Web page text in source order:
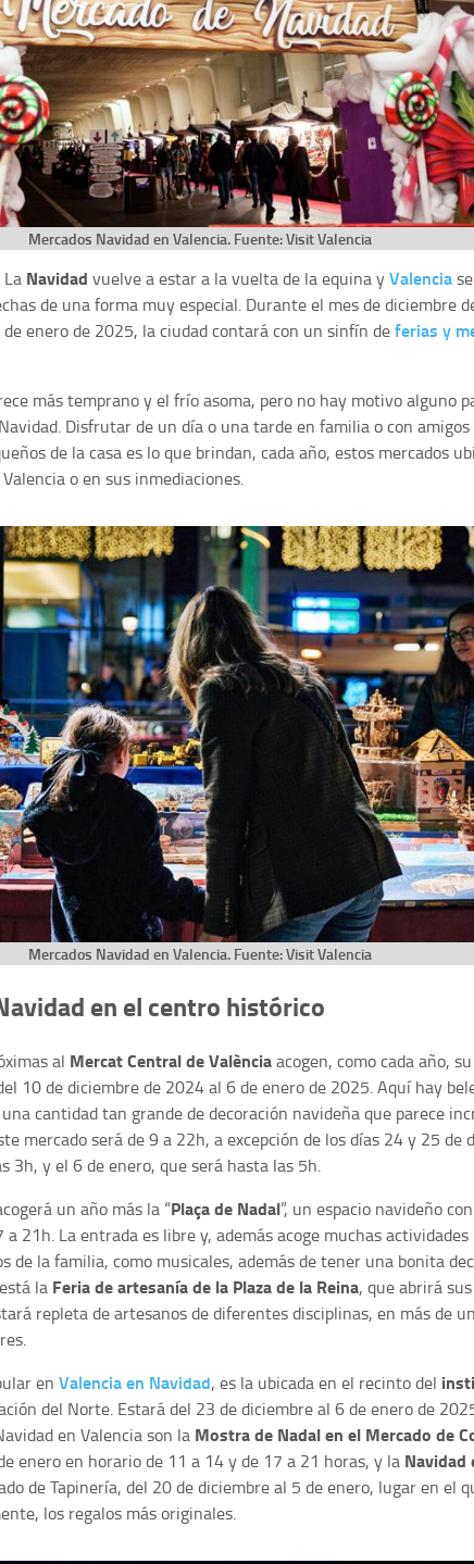
Mercados Navidad en Valencia. Fuente: Visit Valencia
Navidad vuelve a estar a la vuelta de la equina yValencia
de una forma muy especial. Durante el mes de diciembre
enero de 2025, la ciudad contará con un sinfín deferias y
más temprano y el frío asoma, pero no hay motivo alguno
Disfrutar de un día o una tarde en familia o con
de la casa es lo que brindan, cada año, estos mercados
o en sus inmediaciones.
Mercados Navidad en Valencia. Fuente: Visit Valencia
en el centro histórico
al Mercat Central de Valènciaacogen, como cada año, su
10 de diciembre de 2024 al 6 de enero de 2025. Aquí hay
cantidad tan grande de decoración navideña que parece
mercado será de 9 a 22h, a excepción de los días 24 y 25 de
3h, y el 6 de enero, que será hasta las 5h.
un año más la “Plaça de Nadal”, un espacio navideño
21h. La entrada es libre y, además acoge muchas actividades
de la familia, como musicales, además de tener una bonita
la Feria de artesanía de la Plaza de la Reina, que abrirá
repleta de artesanos de diferentes disciplinas, en más de
en Valencia en Navidad, es la ubicada en el recinto del
del Norte. Estará del 23 de diciembre al 6 de enero de
en Valencia son la Mostra de Nadal en el Mercado de
enero en horario de 11 a 14 y de 17 a 21 horas, y la Navidad
de Tapinería, del 20 de diciembre al 5 de enero, lugar en el
los regalos más originales.